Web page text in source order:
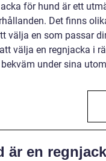
för hund är ett
Det finns
välja en som passar
välja en regnjacka i
under sina
är en